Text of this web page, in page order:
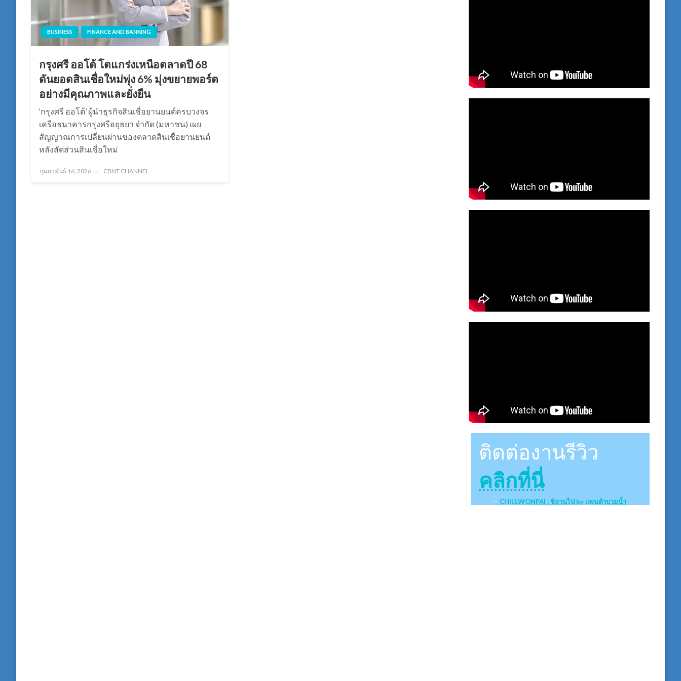
BUSINESS FINANCE AND BANKING
กรุงศรี ออโต้ โตแกร่งเหนือตลาดปี 68
ดันยอดสินเชื่อใหม่พุ่ง 6% มุ่งขยายพอร์ต
อย่างมีคุณภาพและยั่งยืน
‘กรุงศรี ออโต้’ ผู้นำธุรกิจสินเชื่อยานยนต์ครบวงจร
เครือธนาคารกรุงศรีอยุธยา จำกัด (มหาชน) เผย
สัญญาณการเปลี่ยนผ่านของตลาดสินเชื่อยานยนต์
หลังสัดส่วนสินเชื่อใหม่
Posted
กุมภาพันธ์ 16, 2026 CBNT CHANNEL
ติดต่องานรีวิว
คลิกที่นี่
CHILLWONPAI : ชิลวนไป by แพนด้าบวมน้ำ